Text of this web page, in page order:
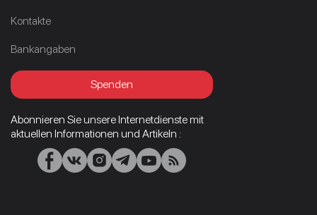
Kontakte
Bankangaben
Spenden
Abonnieren Sie unsere Internetdienste mit
aktuellen Informationen und Artikeln :